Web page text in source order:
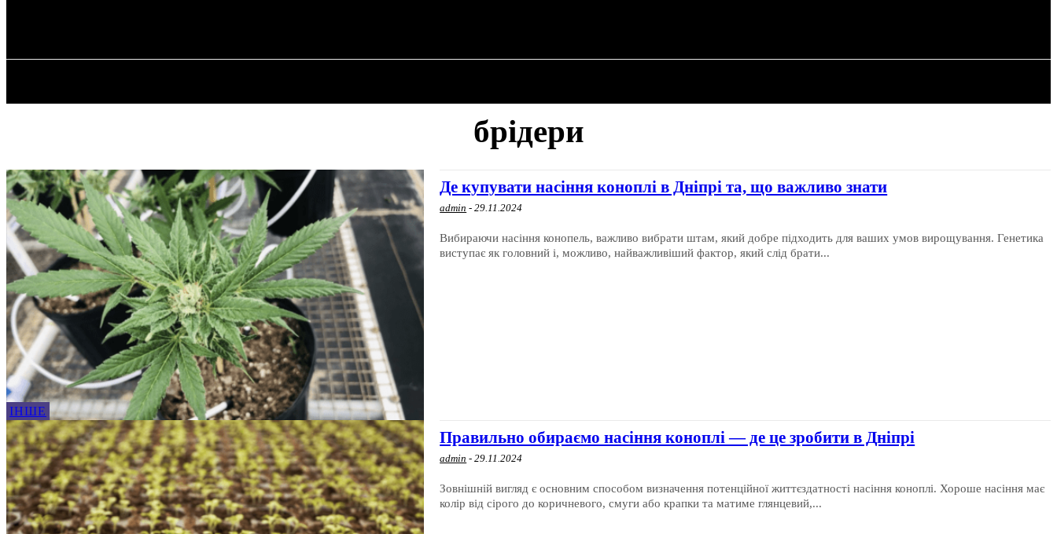
брідери
ІНШЕ
Де купувати насіння коноплі в Дніпрі та, що важливо знати
admin - 29.11.2024
Вибираючи насіння конопель, важливо вибрати штам, який добре підходить для ваших умов вирощування. Генетика
виступає як головний і, можливо, найважливіший фактор, який слід брати...
Правильно обираємо насіння коноплі — де це зробити в Дніпрі
admin - 29.11.2024
Зовнішній вигляд є основним способом визначення потенційної життєздатності насіння коноплі. Хороше насіння має
колір від сірого до коричневого, смуги або крапки та матиме глянцевий,...